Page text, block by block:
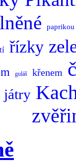
paprikou
řízky
guláš křenem
játry